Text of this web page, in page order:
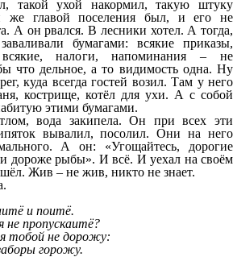
такой ухой накормил, такую штуку
главой поселения был, и его не
А он рвался. В лесники хотел. А тогда,
бумагами: всякие приказы,
всякие, налоги, напоминания – не
что дельное, а то видимость одна. Ну
куда всегда гостей возил. Там у него
кострище, котёл для ухи. А с собой
этими бумагами.
вода закипела. Он при всех эти
вывалил, посолил. Они на него
А он: «Угощайтесь, дорогие
дороже рыбы». И всё. И уехал на своём
Жив – не жив, никто не знает.
и поитё.
не пропускаитё?
я тобой не дорожу:
горожу.